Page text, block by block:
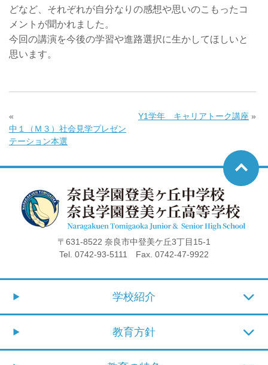
どなど、それぞれが自分なりの感想や思いのこもったコ
メントが聞かれました。
今回の講演を今後の学習や進路選択に生かしてほしいと
思います。
«
中１（Ｍ３）社会見学プレゼン
テーション本選
Y1学年 キャリアトーク講座 »
〒631-8522 奈良市中登美ケ丘3丁目15-1
Tel. 0742-93-5111 Fax. 0742-47-9922
学校紹介
教育方針